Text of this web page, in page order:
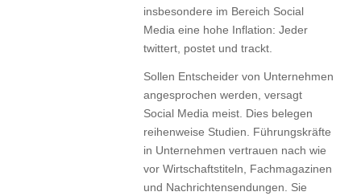
insbesondere im Bereich Social
Media eine hohe Inflation: Jeder
twittert, postet und trackt.
Sollen Entscheider von Unternehmen
angesprochen werden, versagt
Social Media meist. Dies belegen
reihenweise Studien. Führungskräfte
in Unternehmen vertrauen nach wie
vor Wirtschaftstiteln, Fachmagazinen
und Nachrichtensendungen. Sie